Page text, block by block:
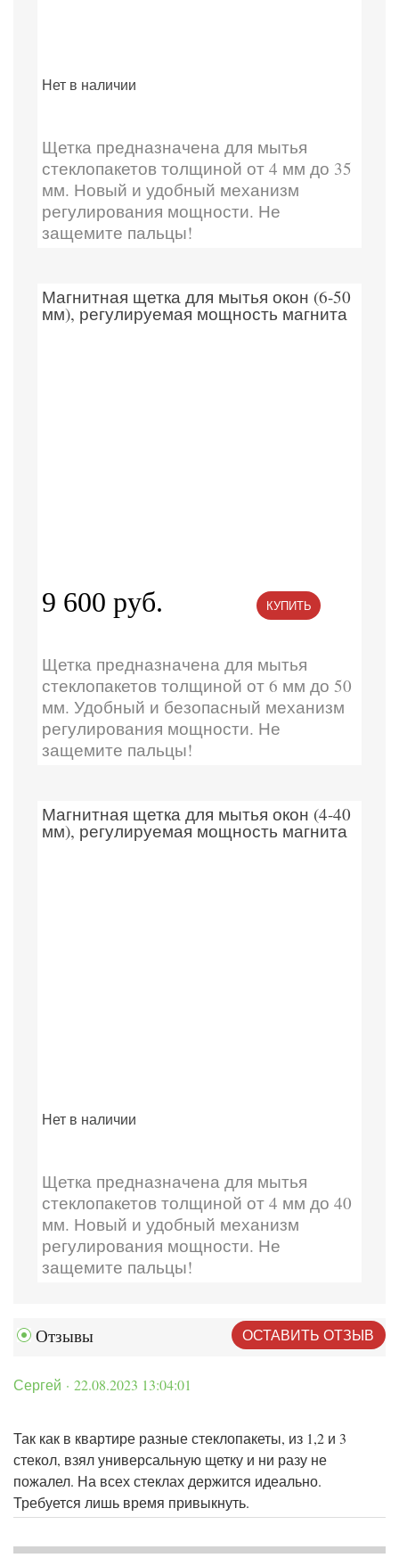
Нет в наличии
Щетка предназначена для мытья
стеклопакетов толщиной от 4 мм до 35
мм. Новый и удобный механизм
регулирования мощности. Не
защемите пальцы!
Магнитная щетка для мытья окон (6-50
мм), регулируемая мощность магнита
9 600 руб. КУПИТЬ
Щетка предназначена для мытья
стеклопакетов толщиной от 6 мм до 50
мм. Удобный и безопасный механизм
регулирования мощности. Не
защемите пальцы!
Магнитная щетка для мытья окон (4-40
мм), регулируемая мощность магнита
Нет в наличии
Щетка предназначена для мытья
стеклопакетов толщиной от 4 мм до 40
мм. Новый и удобный механизм
регулирования мощности. Не
защемите пальцы!
Отзывы ОСТАВИТЬ ОТЗЫВ
Сергей · 22.08.2023 13:04:01
Так как в квартире разные стеклопакеты, из 1,2 и 3
стекол, взял универсальную щетку и ни разу не
пожалел. На всех стеклах держится идеально.
Требуется лишь время привыкнуть.